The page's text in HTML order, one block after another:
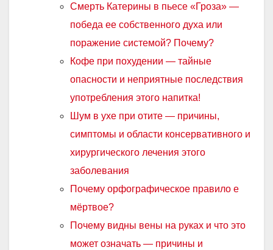
Смерть Катерины в пьесе «Гроза» —
победа ее собственного духа или
поражение системой? Почему?
Кофе при похудении — тайные
опасности и неприятные последствия
употребления этого напитка!
Шум в ухе при отите — причины,
симптомы и области консервативного и
хирургического лечения этого
заболевания
Почему орфографическое правило е
мёртвое?
Почему видны вены на руках и что это
может означать — причины и